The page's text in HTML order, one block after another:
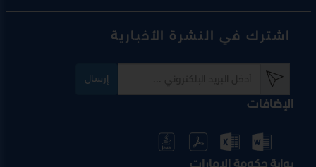
اشترك في النشرة الأخبارية
إرسال
الإضافات